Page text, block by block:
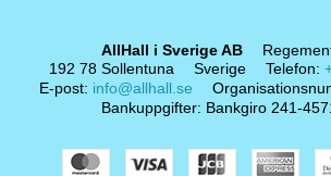
AllHall i Sverige AB
192 78 Sollentuna
Sverige Telefon:
E-post: info@allhall.se
Bankuppgifter: Bankgiro 241-